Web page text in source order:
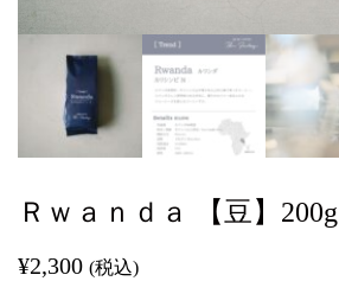
Ｒｗａｎｄａ 【豆】200g
¥2,300 (税込)